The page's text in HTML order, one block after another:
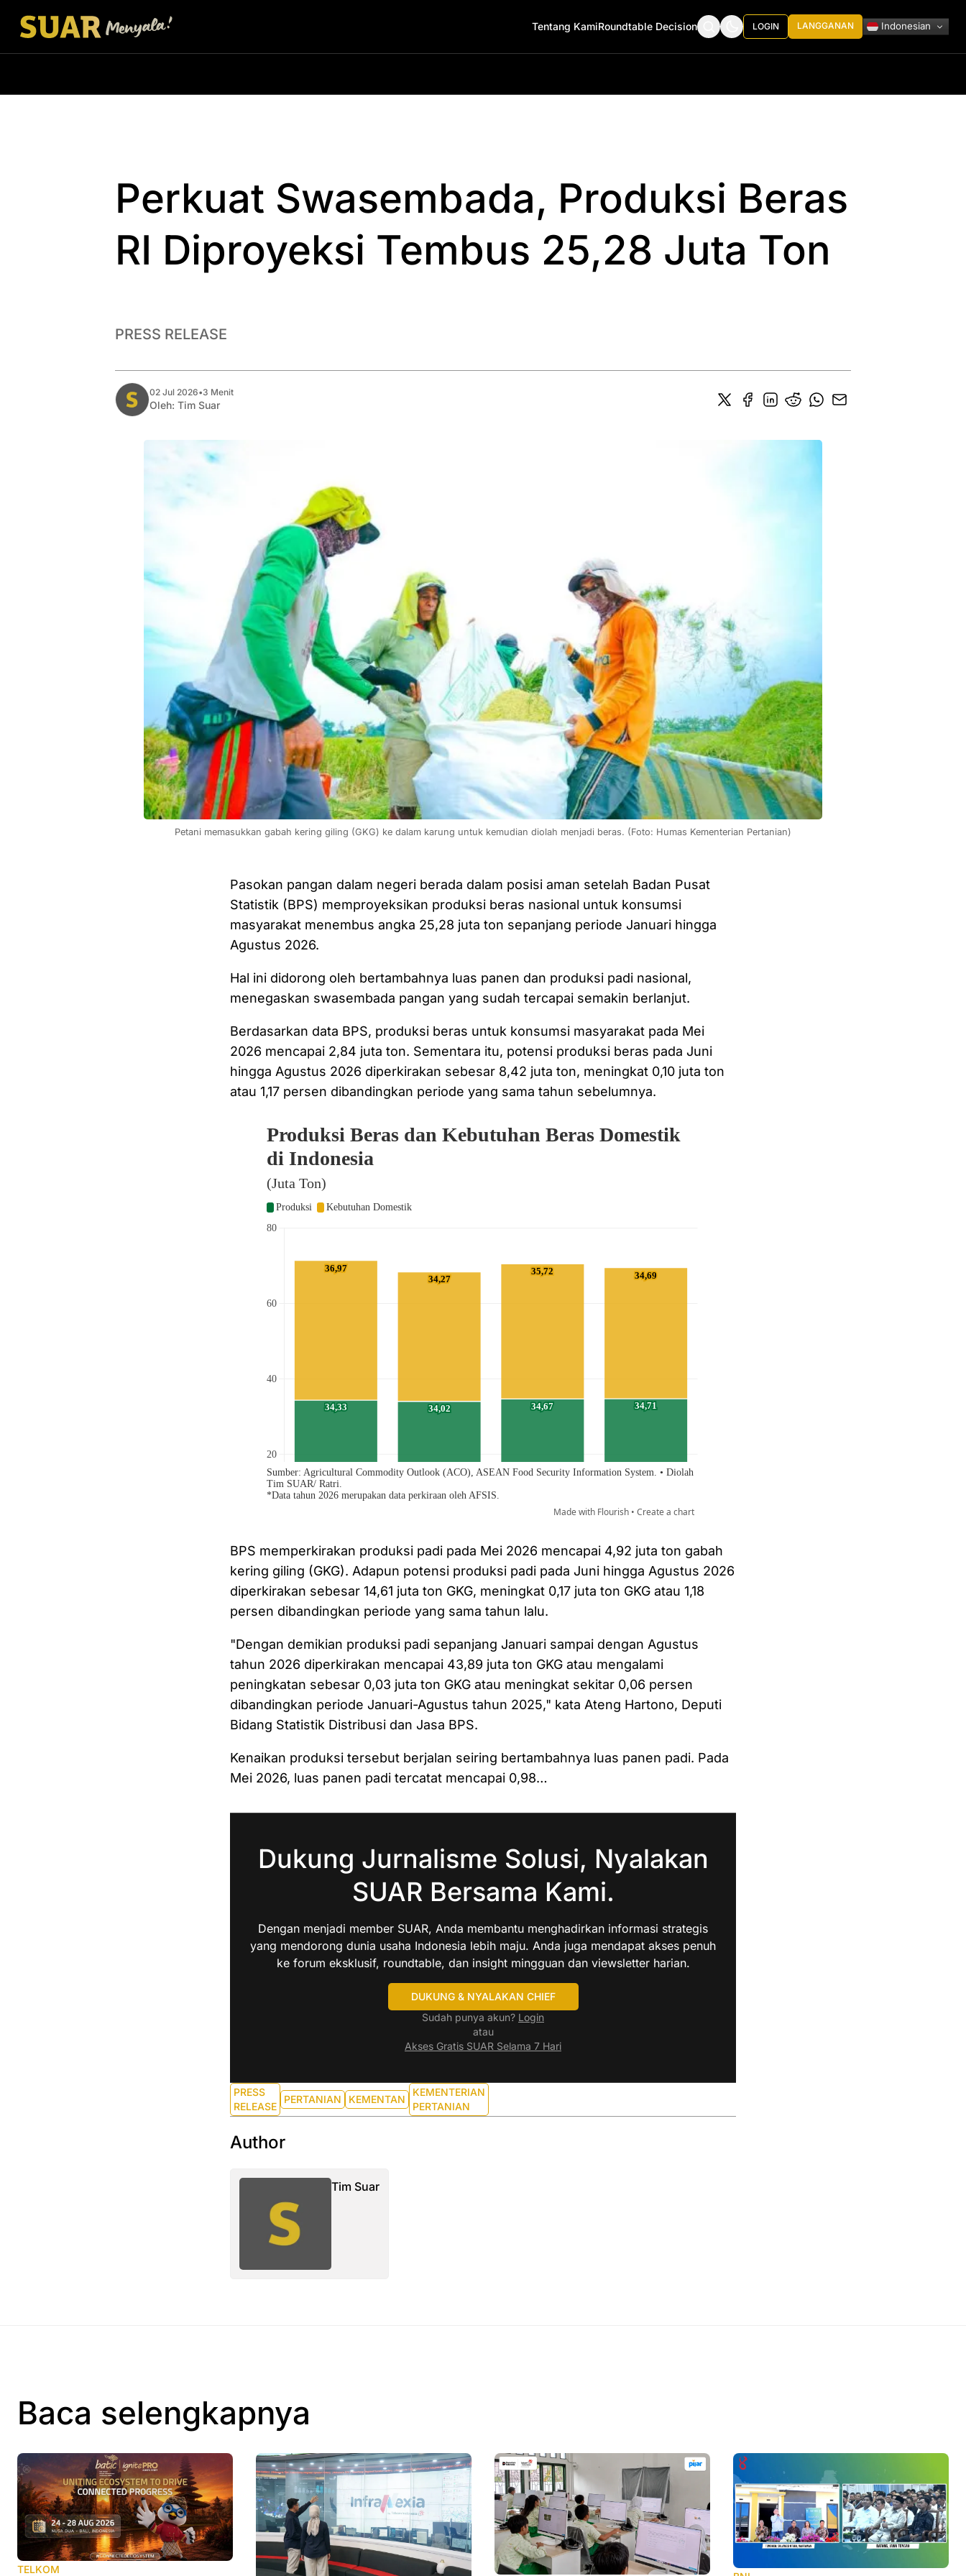
Tentang KamiRoundtable Decision LOGIN LANGGANAN Indonesian
Perkuat Swasembada, Produksi Beras
RI Diproyeksi Tembus 25,28 Juta Ton
PRESS RELEASE
02 Jul 2026•3 Menit
Oleh: Tim Suar
Petani memasukkan gabah kering giling (GKG) ke dalam karung untuk kemudian diolah menjadi beras. (Foto: Humas Kementerian Pertanian)
Pasokan pangan dalam negeri berada dalam posisi aman setelah Badan Pusat
Statistik (BPS) memproyeksikan produksi beras nasional untuk konsumsi
masyarakat menembus angka 25,28 juta ton sepanjang periode Januari hingga
Agustus 2026.
Hal ini didorong oleh bertambahnya luas panen dan produksi padi nasional,
menegaskan swasembada pangan yang sudah tercapai semakin berlanjut.
Berdasarkan data BPS, produksi beras untuk konsumsi masyarakat pada Mei
2026 mencapai 2,84 juta ton. Sementara itu, potensi produksi beras pada Juni
hingga Agustus 2026 diperkirakan sebesar 8,42 juta ton, meningkat 0,10 juta ton
atau 1,17 persen dibandingkan periode yang sama tahun sebelumnya.
BPS memperkirakan produksi padi pada Mei 2026 mencapai 4,92 juta ton gabah
kering giling (GKG). Adapun potensi produksi padi pada Juni hingga Agustus 2026
diperkirakan sebesar 14,61 juta ton GKG, meningkat 0,17 juta ton GKG atau 1,18
persen dibandingkan periode yang sama tahun lalu.
"Dengan demikian produksi padi sepanjang Januari sampai dengan Agustus
tahun 2026 diperkirakan mencapai 43,89 juta ton GKG atau mengalami
peningkatan sebesar 0,03 juta ton GKG atau meningkat sekitar 0,06 persen
dibandingkan periode Januari-Agustus tahun 2025," kata Ateng Hartono, Deputi
Bidang Statistik Distribusi dan Jasa BPS.
Kenaikan produksi tersebut berjalan seiring bertambahnya luas panen padi. Pada
Mei 2026, luas panen padi tercatat mencapai 0,98…
Dukung Jurnalisme Solusi, Nyalakan
SUAR Bersama Kami.
Dengan menjadi member SUAR, Anda membantu menghadirkan informasi strategis
yang mendorong dunia usaha Indonesia lebih maju. Anda juga mendapat akses penuh
ke forum eksklusif, roundtable, dan insight mingguan dan viewsletter harian.
DUKUNG & NYALAKAN CHIEF
Sudah punya akun? Login
atau
Akses Gratis SUAR Selama 7 Hari
PRESS
RELEASE
PERTANIAN KEMENTAN
KEMENTERIAN
PERTANIAN
Author
Tim Suar
Baca selengkapnya
TELKOM